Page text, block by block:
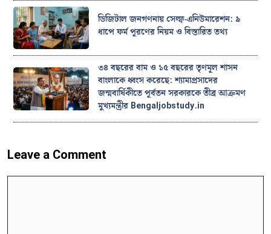
ডিজিটাল জনগণনায় সেল্ফ-এনিউমারেশন: ৯
ধাপে ফর্ম পূরণের নিয়ম ও বিস্তারিত তথ্য
৩৪ বছরের বাম ও ১৫ বছরের তৃণমূল শাসন
বাংলাকে ধ্বংস করেছে: শ্যামাপ্রসাদের
জন্মবার্ষিকীতে পূর্বতন সরকারকে তীব্র আক্রমণ
মুখ্যমন্ত্রীর Bengaljobstudy.in
Leave a Comment